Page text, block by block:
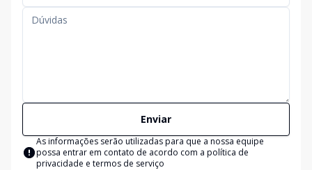
Enviar
As informações serão utilizadas para que a nossa equipe
possa entrar em contato de acordo com a política de
privacidade e termos de serviço